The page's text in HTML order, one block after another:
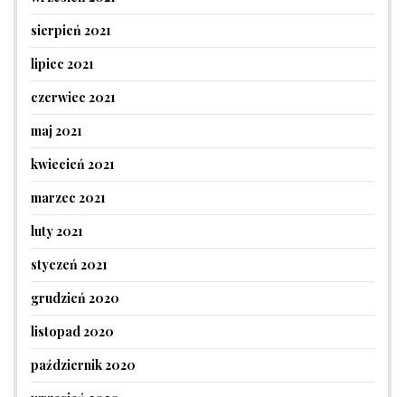
sierpień 2021
lipiec 2021
czerwiec 2021
maj 2021
kwiecień 2021
marzec 2021
luty 2021
styczeń 2021
grudzień 2020
listopad 2020
październik 2020